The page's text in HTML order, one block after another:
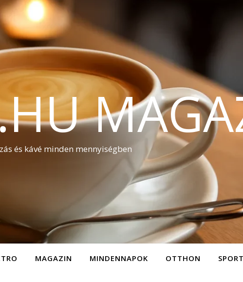
és kávé minden mennyiségben
MAGAZIN MINDENNAPOK OTTHON SPORT